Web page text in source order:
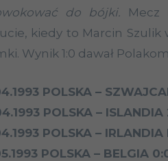
do bójki. Mecz
kiedy to Marcin Szulik
Wynik 1:0 dawał
POLSKA –
POLSKA – ISLANDIA
POLSKA – IRLANDIA
POLSKA – BELGIA